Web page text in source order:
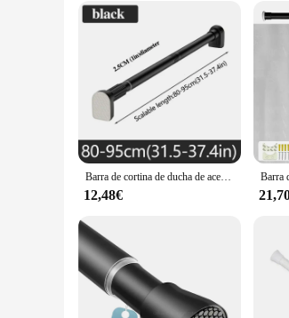
Applicable People: Ideal for
|Barras De Ducha
**Elevate Your Shower Space**
Transform your bathroom into a
complement any bathroom decor.
the humidity of a bathroom
**Installation Made Easy**
Our shower curtain rods come with
your curtain. Whether you're a
of installation means you can enjoy
These shower curtain rods are not
lightweight yet robust construction
ornate. With our shower curtain rods,
Barra de cortina de ducha de acero inoxidable ajustable de hasta 2,7 m, tendedero de ropa, poste telescópico sin taladro para lavandería y baño
12,48€